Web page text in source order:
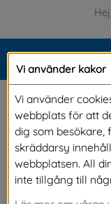
En sevärdhet
en
hittar du
Vi använder kakor
Vi använder
webbplats för att
dig som besökare,
skräddarsy
webbplatsen. All
inte tillgång till